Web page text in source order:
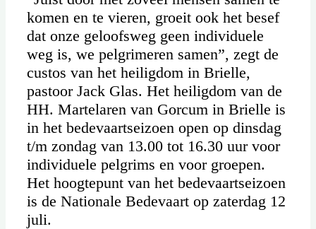
komen en te vieren, groeit ook het besef
dat onze geloofsweg geen individuele
weg is, we pelgrimeren samen”, zegt de
custos van het heiligdom in Brielle,
pastoor Jack Glas. Het heiligdom van de
HH. Martelaren van Gorcum in Brielle is
in het bedevaartseizoen open op dinsdag
t/m zondag van 13.00 tot 16.30 uur voor
individuele pelgrims en voor groepen.
Het hoogtepunt van het bedevaartseizoen
is de Nationale Bedevaart op zaterdag 12
juli.